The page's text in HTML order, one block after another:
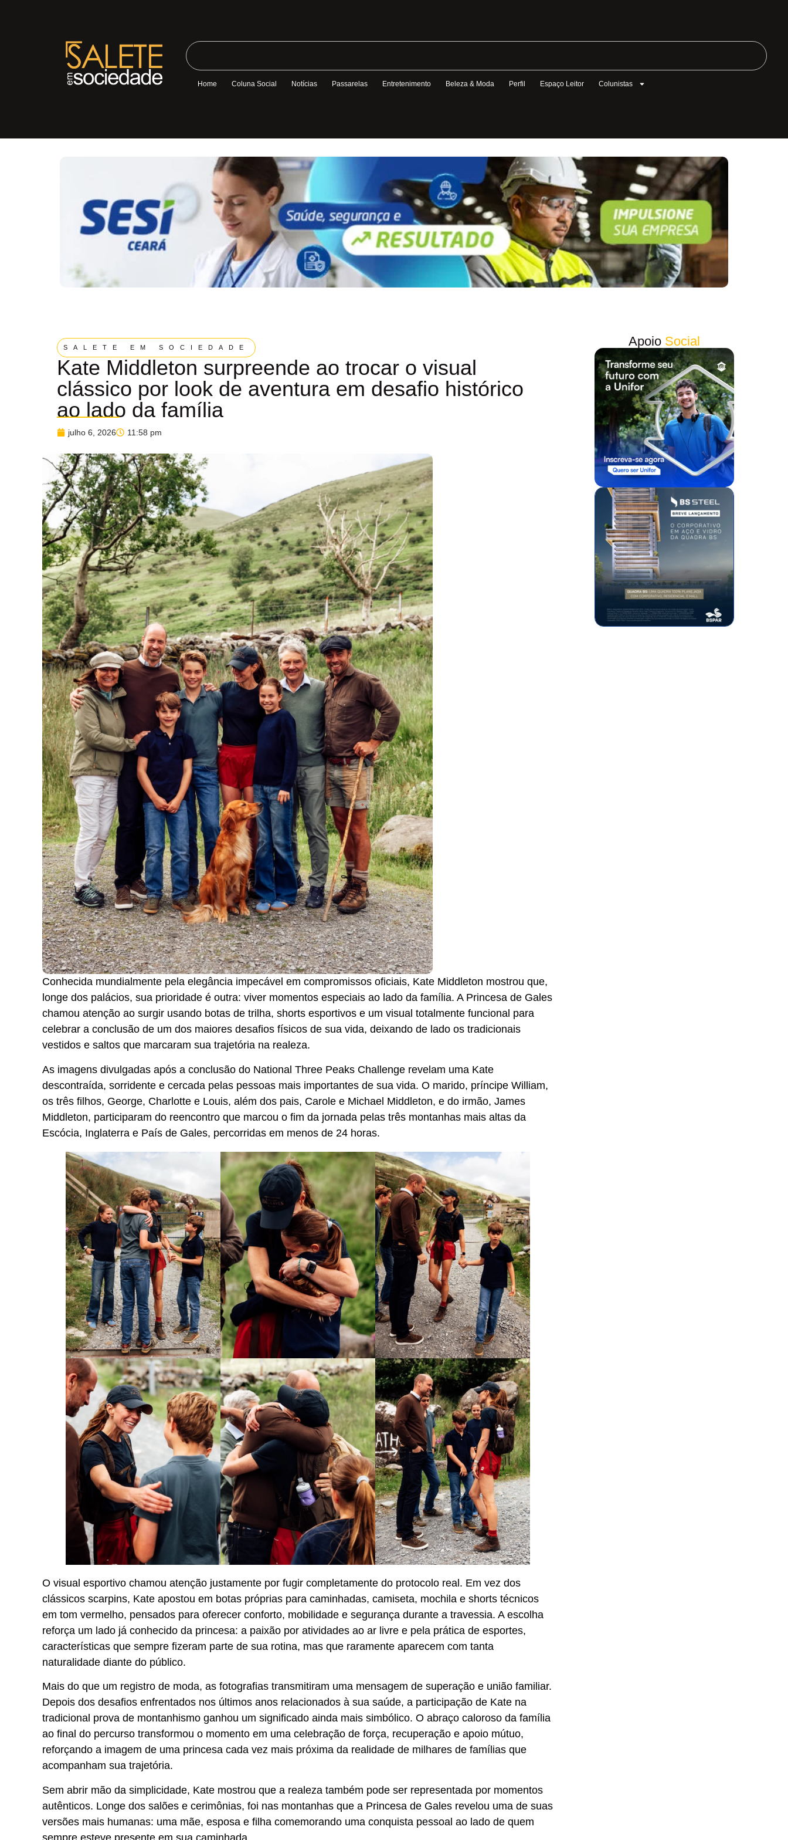
Home Coluna Social Notícias Passarelas Entretenimento Beleza & Moda Perfil Espaço Leitor Colunistas
SALETE EM SOCIEDADE
Kate Middleton surpreende ao trocar o visual
clássico por look de aventura em desafio histórico
ao lado da família
julho 6, 2026 11:58 pm
Conhecida mundialmente pela elegância impecável em compromissos oficiais, Kate Middleton mostrou que,
longe dos palácios, sua prioridade é outra: viver momentos especiais ao lado da família. A Princesa de Gales
chamou atenção ao surgir usando botas de trilha, shorts esportivos e um visual totalmente funcional para
celebrar a conclusão de um dos maiores desafios físicos de sua vida, deixando de lado os tradicionais
vestidos e saltos que marcaram sua trajetória na realeza.
As imagens divulgadas após a conclusão do National Three Peaks Challenge revelam uma Kate
descontraída, sorridente e cercada pelas pessoas mais importantes de sua vida. O marido, príncipe William,
os três filhos, George, Charlotte e Louis, além dos pais, Carole e Michael Middleton, e do irmão, James
Middleton, participaram do reencontro que marcou o fim da jornada pelas três montanhas mais altas da
Escócia, Inglaterra e País de Gales, percorridas em menos de 24 horas.
O visual esportivo chamou atenção justamente por fugir completamente do protocolo real. Em vez dos
clássicos scarpins, Kate apostou em botas próprias para caminhadas, camiseta, mochila e shorts técnicos
em tom vermelho, pensados para oferecer conforto, mobilidade e segurança durante a travessia. A escolha
reforça um lado já conhecido da princesa: a paixão por atividades ao ar livre e pela prática de esportes,
características que sempre fizeram parte de sua rotina, mas que raramente aparecem com tanta
naturalidade diante do público.
Mais do que um registro de moda, as fotografias transmitiram uma mensagem de superação e união familiar.
Depois dos desafios enfrentados nos últimos anos relacionados à sua saúde, a participação de Kate na
tradicional prova de montanhismo ganhou um significado ainda mais simbólico. O abraço caloroso da família
ao final do percurso transformou o momento em uma celebração de força, recuperação e apoio mútuo,
reforçando a imagem de uma princesa cada vez mais próxima da realidade de milhares de famílias que
acompanham sua trajetória.
Sem abrir mão da simplicidade, Kate mostrou que a realeza também pode ser representada por momentos
autênticos. Longe dos salões e cerimônias, foi nas montanhas que a Princesa de Gales revelou uma de suas
versões mais humanas: uma mãe, esposa e filha comemorando uma conquista pessoal ao lado de quem
sempre esteve presente em sua caminhada.
Apoio Social